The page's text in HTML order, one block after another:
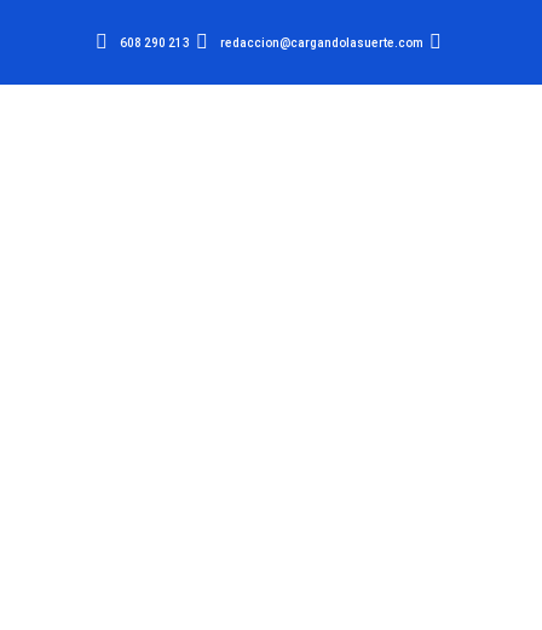
608 290 213 redaccion@cargandolasuerte.com